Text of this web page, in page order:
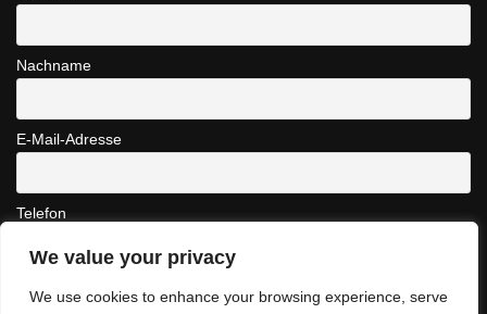
We value your privacy
We use cookies to enhance your browsing experience, serve
Nachname
E-Mail-Adresse
Telefon
Interessenten